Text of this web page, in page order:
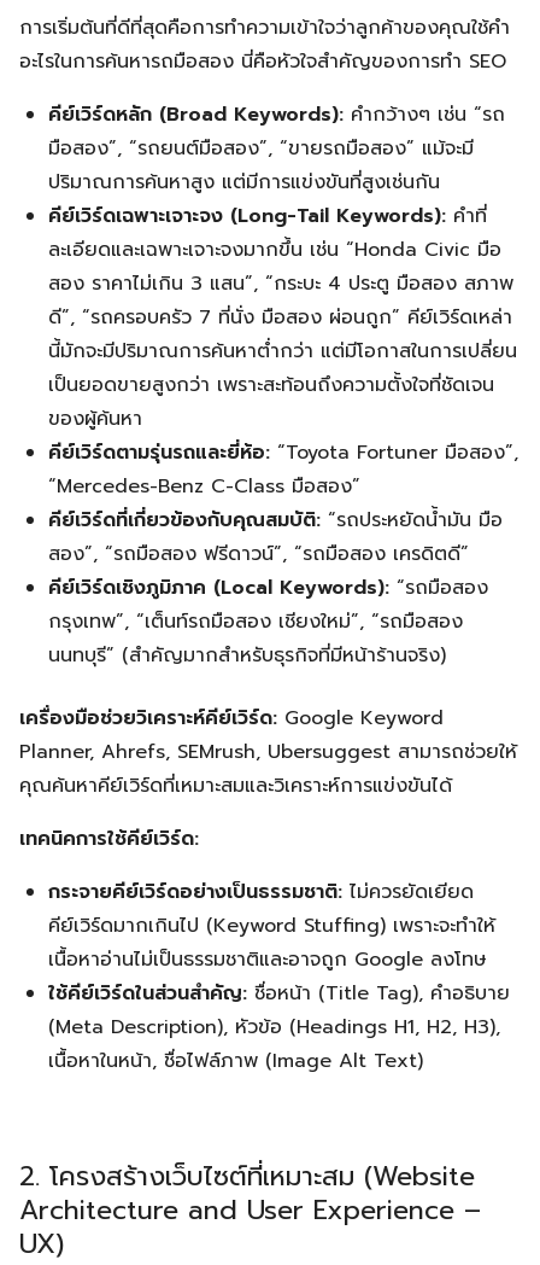
การเริ่มต้นที่ดีที่สุดคือการทำความเข้าใจว่าลูกค้าของคุณใช้คำ
อะไรในการค้นหารถมือสอง นี่คือหัวใจสำคัญของการทำ SEO
คีย์เวิร์ดหลัก (Broad Keywords): คำกว้างๆ เช่น “รถ
มือสอง”, “รถยนต์มือสอง”, “ขายรถมือสอง” แม้จะมี
ปริมาณการค้นหาสูง แต่มีการแข่งขันที่สูงเช่นกัน
คีย์เวิร์ดเฉพาะเจาะจง (Long-Tail Keywords): คำที่
ละเอียดและเฉพาะเจาะจงมากขึ้น เช่น “Honda Civic มือ
สอง ราคาไม่เกิน 3 แสน”, “กระบะ 4 ประตู มือสอง สภาพ
ดี”, “รถครอบครัว 7 ที่นั่ง มือสอง ผ่อนถูก” คีย์เวิร์ดเหล่า
นี้มักจะมีปริมาณการค้นหาต่ำกว่า แต่มีโอกาสในการเปลี่ยน
เป็นยอดขายสูงกว่า เพราะสะท้อนถึงความตั้งใจที่ชัดเจน
ของผู้ค้นหา
คีย์เวิร์ดตามรุ่นรถและยี่ห้อ: “Toyota Fortuner มือสอง”,
“Mercedes-Benz C-Class มือสอง”
คีย์เวิร์ดที่เกี่ยวข้องกับคุณสมบัติ: “รถประหยัดน้ำมัน มือ
สอง”, “รถมือสอง ฟรีดาวน์”, “รถมือสอง เครดิตดี”
คีย์เวิร์ดเชิงภูมิภาค (Local Keywords): “รถมือสอง
กรุงเทพ”, “เต็นท์รถมือสอง เชียงใหม่”, “รถมือสอง
นนทบุรี” (สำคัญมากสำหรับธุรกิจที่มีหน้าร้านจริง)
เครื่องมือช่วยวิเคราะห์คีย์เวิร์ด: Google Keyword
Planner, Ahrefs, SEMrush, Ubersuggest สามารถช่วยให้
คุณค้นหาคีย์เวิร์ดที่เหมาะสมและวิเคราะห์การแข่งขันได้
เทคนิคการใช้คีย์เวิร์ด:
กระจายคีย์เวิร์ดอย่างเป็นธรรมชาติ: ไม่ควรยัดเยียด
คีย์เวิร์ดมากเกินไป (Keyword Stuffing) เพราะจะทำให้
เนื้อหาอ่านไม่เป็นธรรมชาติและอาจถูก Google ลงโทษ
ใช้คีย์เวิร์ดในส่วนสำคัญ: ชื่อหน้า (Title Tag), คำอธิบาย
(Meta Description), หัวข้อ (Headings H1, H2, H3),
เนื้อหาในหน้า, ชื่อไฟล์ภาพ (Image Alt Text)
2. โครงสร้างเว็บไซต์ที่เหมาะสม (Website
Architecture and User Experience –
UX)